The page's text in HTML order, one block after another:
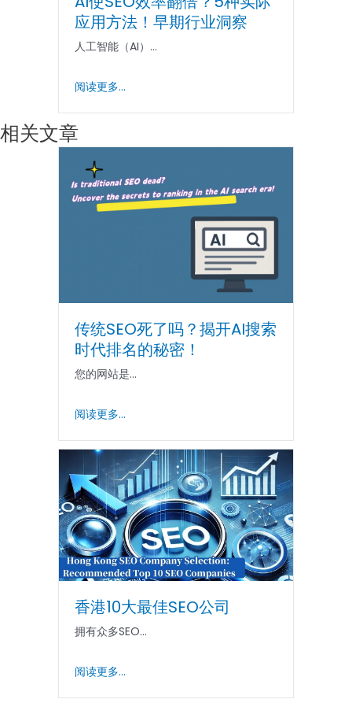
应用方法！早期行业洞察
人工智能（AI）...
阅读更多...
相关文章
传统SEO死了吗？揭开AI搜索
时代排名的秘密！
您的网站是...
阅读更多...
香港10大最佳SEO公司
拥有众多SEO...
阅读更多...